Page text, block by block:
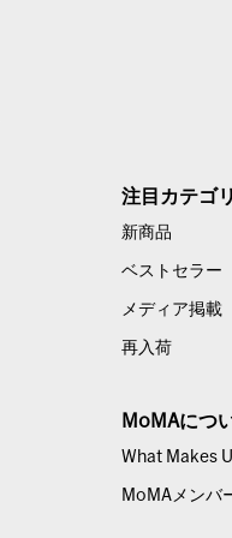
注目カテゴ
新商品
ベストセラー
メディア掲載
再入荷
MoMAにつ
What Makes
MoMAメンバ